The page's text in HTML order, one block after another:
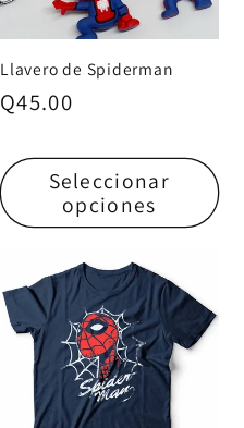
Llavero de Spiderman
Precio
Q45.00
Seleccionar
opciones